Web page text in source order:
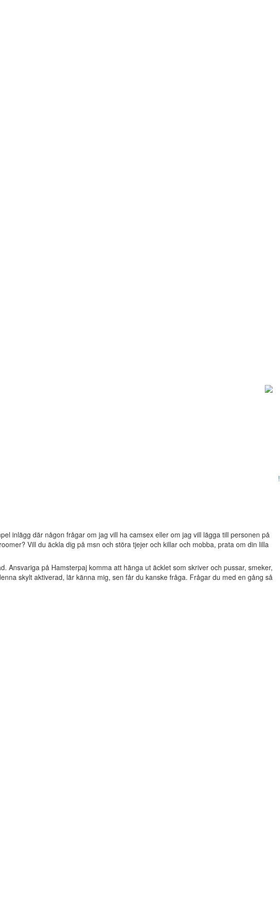
!
inlägg där någon frågar om jag vill ha camsex eller om jag vill lägga till personen på
Vill du äckla dig på msn och störa tjejer och killar och mobba, prata om din lilla
på Hamsterpaj komma att hänga ut äcklet som skriver och pussar, smeker,
skylt aktiverad, lär känna mig, sen får du kanske fråga. Frågar du med en gång så